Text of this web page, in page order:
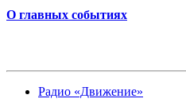
О главных событиях
Радио «Движение»